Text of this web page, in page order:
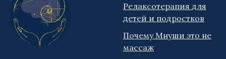
Релаксотерапия для
детей и подростков
Почему Мнуши это не
массаж